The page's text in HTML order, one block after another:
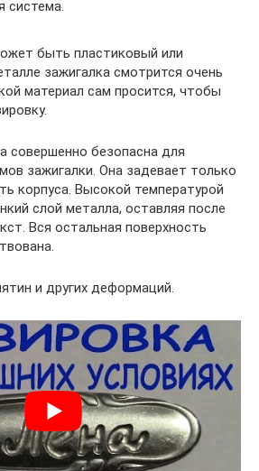
система.
быть пластиковый или
зажигалка смотрится очень
материал сам просится, чтобы
совершенно безопасна для
зажигалки. Она задевает только
корпуса. Высокой температурой
слой металла, оставляя после
Вся остальная поверхность
и других деформаций.